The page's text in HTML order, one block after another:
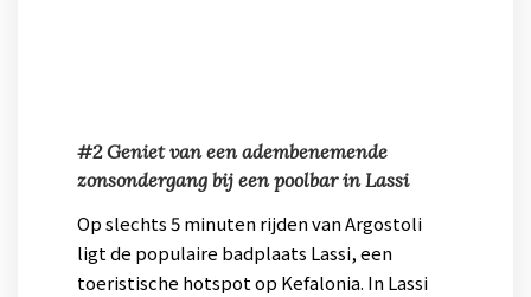
#2 Geniet van een adembenemende
zonsondergang bij een poolbar in Lassi
Op slechts 5 minuten rijden van Argostoli
ligt de populaire badplaats Lassi, een
toeristische hotspot op Kefalonia. In Lassi